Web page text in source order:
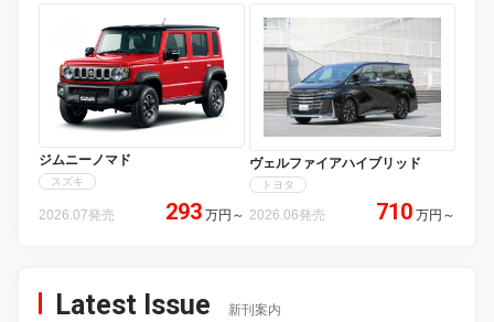
ジムニーノマド
スズキ
2026.07発売 293 万円 ～
ヴェルファイアハイブリッド
トヨタ
2026.06発売 710 万円 ～
Latest Issue 新刊案内